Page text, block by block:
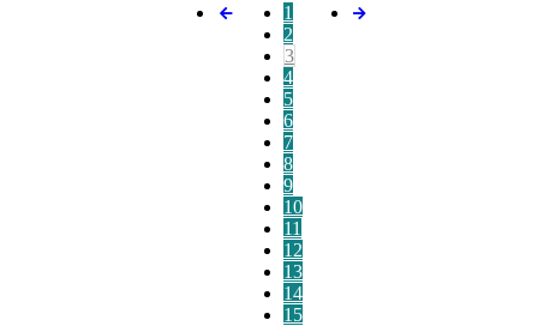
1
2
3
4
5
6
7
8
9
10
11
12
13
14
15